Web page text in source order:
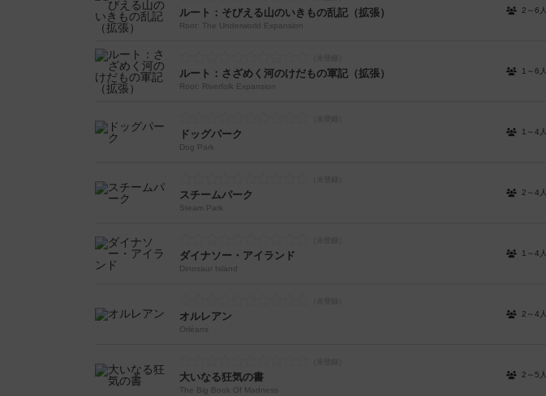
ルート：そびえる山のいきもの乱記（拡張）
Root: The Underworld Expansion
2～6人
ルート：さざめく河のけだもの軍記（拡張）
Root: Riverfolk Expansion
1～6人
ドッグパーク
Dog Park
1～4人
スチームパーク
Steam Park
2～4人
ダイナソー・アイランド
Dinosaur Island
1～4人
オルレアン
Orléans
2～4人
大いなる狂気の書
The Big Book Of Madness
2～5人